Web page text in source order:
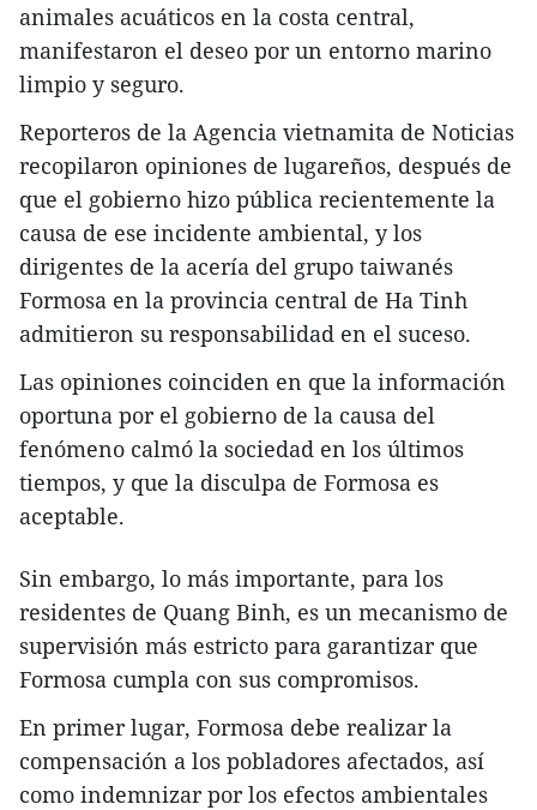
animales acuáticos en la costa central,
manifestaron el deseo por un entorno marino
limpio y seguro.
Reporteros de la Agencia vietnamita de Noticias
recopilaron opiniones de lugareños, después de
que el gobierno hizo pública recientemente la
causa de ese incidente ambiental, y los
dirigentes de la acería del grupo taiwanés
Formosa en la provincia central de Ha Tinh
admitieron su responsabilidad en el suceso.
Las opiniones coinciden en que la información
oportuna por el gobierno de la causa del
fenómeno calmó la sociedad en los últimos
tiempos, y que la disculpa de Formosa es
aceptable.
Sin embargo, lo más importante, para los
residentes de Quang Binh, es un mecanismo de
supervisión más estricto para garantizar que
Formosa cumpla con sus compromisos.
En primer lugar, Formosa debe realizar la
compensación a los pobladores afectados, así
como indemnizar por los efectos ambientales